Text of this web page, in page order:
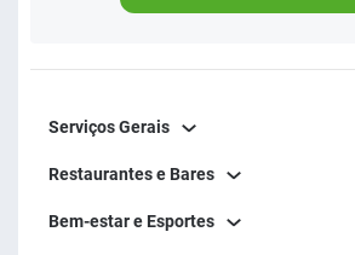
Serviços Gerais
Restaurantes e Bares
Bem-estar e Esportes